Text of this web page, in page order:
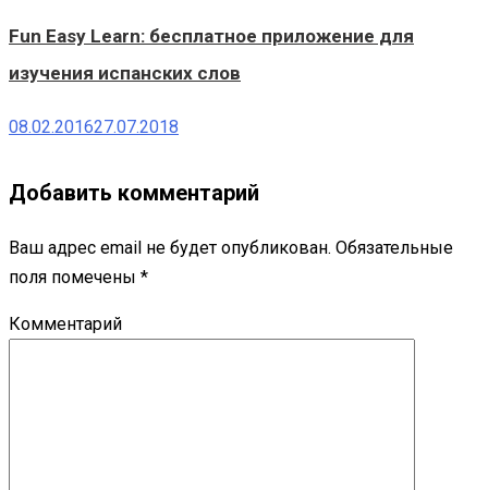
Fun Easy Learn: бесплатное приложение для
изучения испанских слов
08.02.201627.07.2018
Добавить комментарий
Ваш адрес email не будет опубликован. Обязательные
поля помечены *
Комментарий